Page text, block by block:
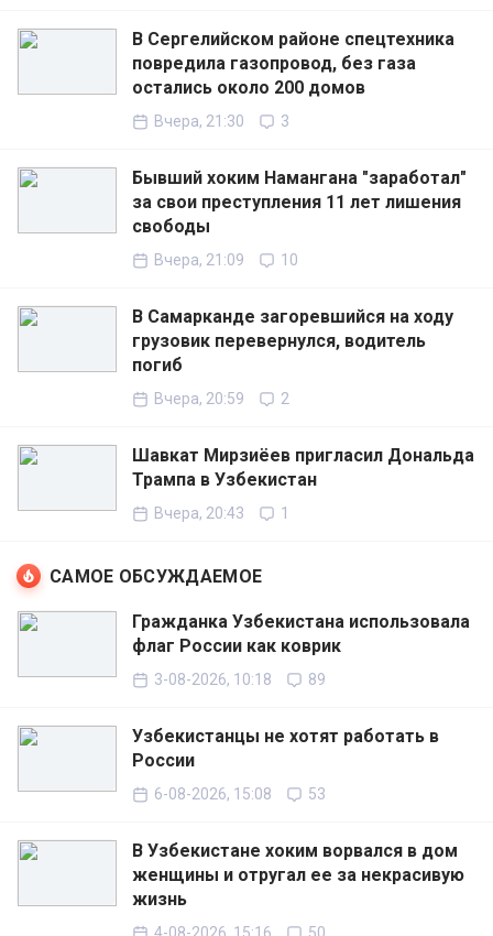
В Сергелийском районе спецтехника
повредила газопровод, без газа
остались около 200 домов
Вчера, 21:30 3
Бывший хоким Намангана "заработал"
за свои преступления 11 лет лишения
свободы
Вчера, 21:09 10
В Самарканде загоревшийся на ходу
грузовик перевернулся, водитель
погиб
Вчера, 20:59 2
Шавкат Мирзиёев пригласил Дональда
Трампа в Узбекистан
Вчера, 20:43 1
САМОЕ ОБСУЖДАЕМОЕ
Гражданка Узбекистана использовала
флаг России как коврик
3-08-2026, 10:18 89
Узбекистанцы не хотят работать в
России
6-08-2026, 15:08 53
В Узбекистане хоким ворвался в дом
женщины и отругал ее за некрасивую
жизнь